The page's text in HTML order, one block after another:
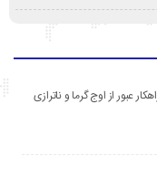
عبور از اوج گرما و ناترازی